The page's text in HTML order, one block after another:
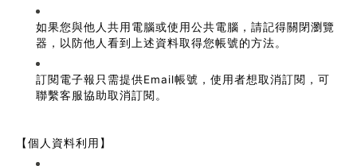
如果您與他人共用電腦或使用公共電腦，請記得關閉瀏覽
器，以防他人看到上述資料取得您帳號的方法。
訂閱電子報只需提供Email帳號，使用者想取消訂閱，可
聯繫客服協助取消訂閱。
【個人資料利用】